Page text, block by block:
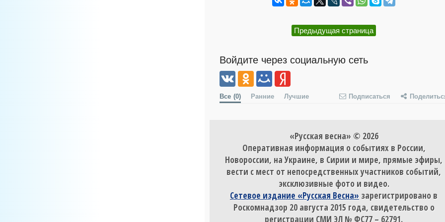
Предыдущая страница
Войдите через социальную сеть
Все (0) Ранние Лучшие Подписаться
«Русская весна» © 2026
Оперативная информация о событиях в России,
Новороссии, на Украине, в Сирии и мире, прямые эфиры,
вести с мест от непосредственных участников событий,
эксклюзивные фото и видео.
Сетевое издание «Русская Весна» зарегистрировано в
Роскомнадзор 20 августа 2015 года, свидетельство о
регистрации СМИ ЭЛ № ФС77 – 62791.